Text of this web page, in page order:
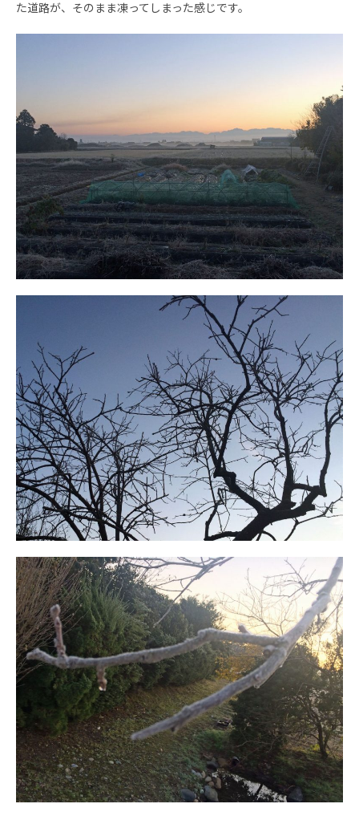
た道路が、そのまま凍ってしまった感じです。